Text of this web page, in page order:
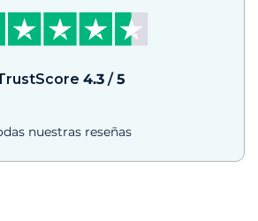
4.3/5
nuestras reseñas